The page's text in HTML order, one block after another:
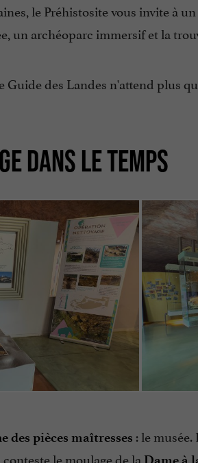
le Préhistosite vous invite à un
un archéoparc immersif et la
Guide des Landes n'attend plus
DANS LE TEMPS
des pièces maîtresses : le
le moulage de la